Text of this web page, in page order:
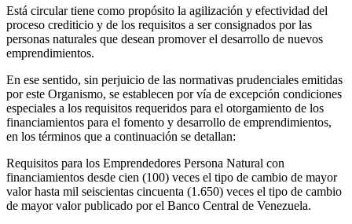
Está circular tiene como propósito la agilización y efectividad del
proceso crediticio y de los requisitos a ser consignados por las
personas naturales que desean promover el desarrollo de nuevos
emprendimientos.
En ese sentido, sin perjuicio de las normativas prudenciales emitidas
por este Organismo, se establecen por vía de excepción condiciones
especiales a los requisitos requeridos para el otorgamiento de los
financiamientos para el fomento y desarrollo de emprendimientos,
en los términos que a continuación se detallan:
Requisitos para los Emprendedores Persona Natural con
financiamientos desde cien (100) veces el tipo de cambio de mayor
valor hasta mil seiscientas cincuenta (1.650) veces el tipo de cambio
de mayor valor publicado por el Banco Central de Venezuela.